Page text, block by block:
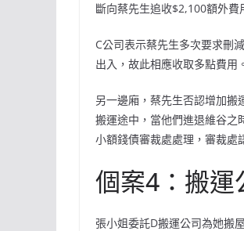
斷向蔡先生追收$2,100額外費
C公司表示蔡先生多次要求刪
出入，故此相應收取多點費用
另一邊廂，蔡先生否認增加搬
搬運途中，當他們進退維谷之
小額錢債審裁處處理，審裁處
個案4：搬運
張小姐委託D搬運公司為她搬